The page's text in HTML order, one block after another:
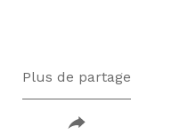
Plus de partage